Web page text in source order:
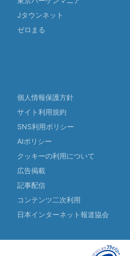
Jタウンネット
ゼロまる
個人情報保護方針
サイト利用規約
SNS利用ポリシー
AIポリシー
クッキーの利用について
広告掲載
記事配信
コンテンツ二次利用
日本インターネット報道協会